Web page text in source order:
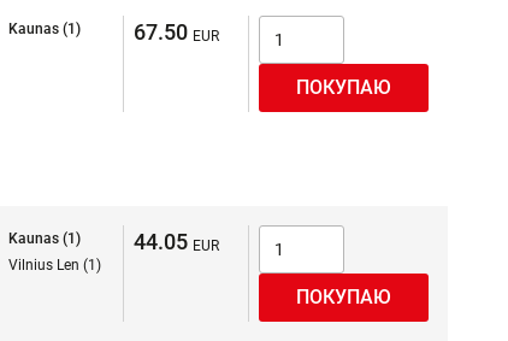
Kaunas (1) 67.50
Kaunas (1)
Vilnius Len (1)
44.05